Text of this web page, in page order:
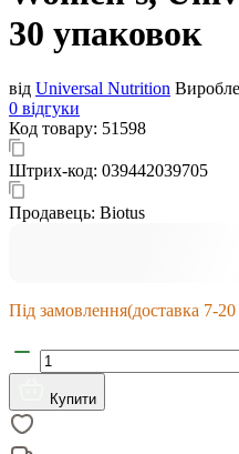
30 упаковок
від Universal Nutrition
0 відгуки
Код товару: 51598
Штрих-код: 039442039705
Продавець: Biotus
Під замовлення(доставка 7-20
Купити